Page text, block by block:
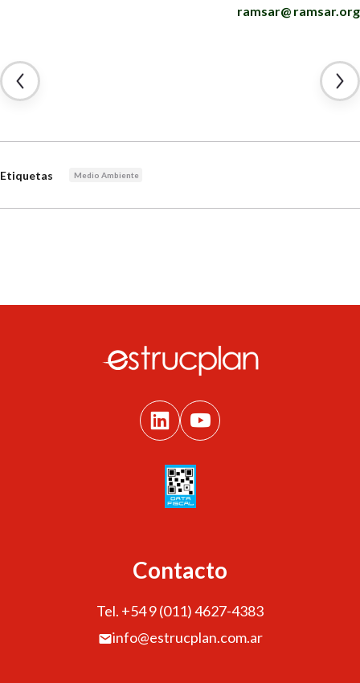
ramsar@ ramsar.org
Etiquetas Medio Ambiente
Contacto
Tel. +54 9 (011) 4627-4383
info@estrucplan.com.ar